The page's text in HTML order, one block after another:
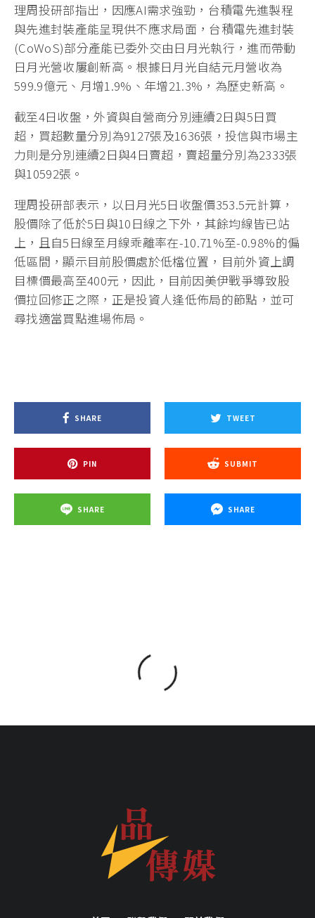
理周投研部指出，因應AI需求強勁，台積電先進製程
與先進封裝產能呈現供不應求局面，台積電先進封裝
(CoWoS)部分產能已委外交由日月光執行，進而帶動
日月光營收屢創新高。根據日月光自結元月營收為
599.9億元、月增1.9%、年增21.3%，為歷史新高。
截至4日收盤，外資與自營商分別連續2日與5日買
超，買超數量分別為9127張及1636張，投信與市場主
力則是分別連續2日與4日賣超，賣超量分別為2333張
與10592張。
理周投研部表示，以日月光5日收盤價353.5元計算，
股價除了低於5日與10日線之下外，其餘均線皆已站
上，且自5日線至月線乖離率在-10.71%至-0.98%的偏
低區間，顯示目前股價處於低檔位置，目前外資上調
目標價最高至400元，因此，目前因美伊戰爭導致股
價拉回修正之際，正是投資人逢低佈局的節點，並可
尋找適當買點進場佈局。
SHARE TWEET
PIN SUBMIT
SHARE SHARE